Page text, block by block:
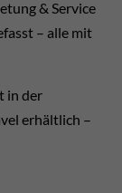
& Service
– alle mit
in der
erhältlich –